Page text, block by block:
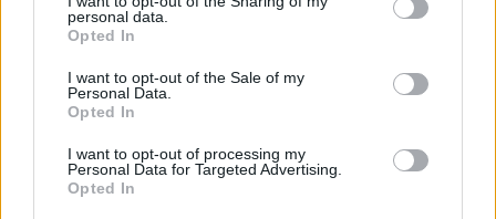
personal data.
Opted In
I want to opt-out of the Sale of my
Personal Data.
Opted In
I want to opt-out of processing my
Personal Data for Targeted Advertising.
Opted In
Klaipėda 2026-07-25 15:14
Į šventinę mugę - pirkti, ragauti, pažiūrėti,